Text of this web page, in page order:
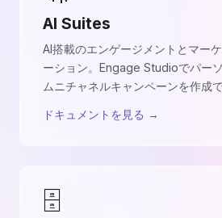
AI Suites
AI搭載のエンゲージメントとマー
ーション。Engage Studioでパー
ムニチャネルキャンペーンを作成で
ドキュメントを見る →
🗄